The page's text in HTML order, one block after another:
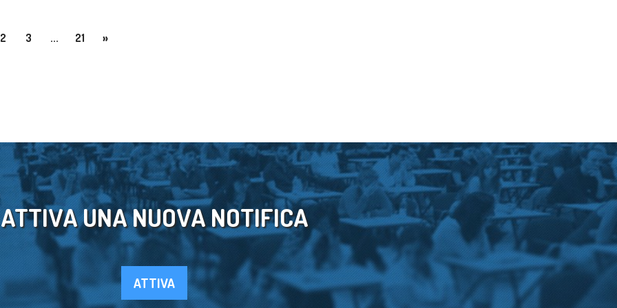
2 3 ... 21 »
ATTIVA UNA NUOVA NOTIFICA
ATTIVA